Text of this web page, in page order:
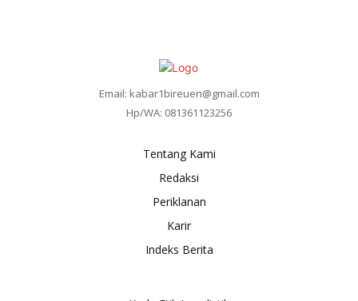
Email: kabar1bireuen@gmail.com
Hp/WA: 081361123256
Tentang Kami
Redaksi
Periklanan
Karir
Indeks Berita